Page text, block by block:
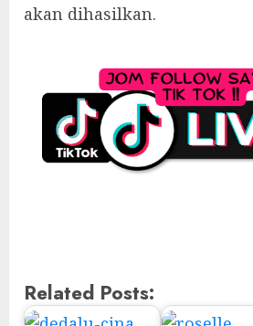
akan dihasilkan.
Related Posts: